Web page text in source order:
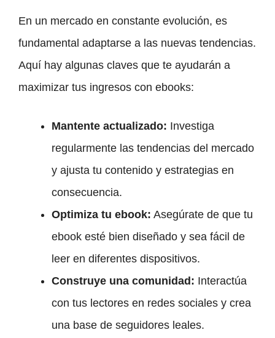
En un mercado en constante evolución, es
fundamental adaptarse a las nuevas tendencias.
Aquí hay algunas claves que te ayudarán a
maximizar tus ingresos con ebooks:
Mantente actualizado: Investiga
regularmente las tendencias del mercado
y ajusta tu contenido y estrategias en
consecuencia.
Optimiza tu ebook: Asegúrate de que tu
ebook esté bien diseñado y sea fácil de
leer en diferentes dispositivos.
Construye una comunidad: Interactúa
con tus lectores en redes sociales y crea
una base de seguidores leales.